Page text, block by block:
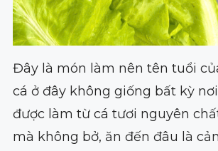
Đây là món làm nên tên tuổi
cá ở đây không giống bất kỳ
được làm từ cá tươi nguyên
mà không bở, ăn đến đâu là